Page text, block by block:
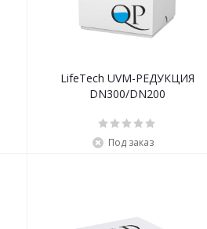
LifeTech UVM-РЕДУКЦИЯ
DN300/DN200
Под заказ